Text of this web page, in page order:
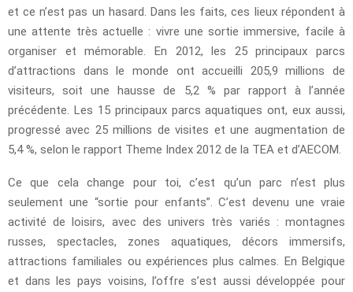
et ce n’est pas un hasard. Dans les faits, ces lieux répondent à
une attente très actuelle : vivre une sortie immersive, facile à
organiser et mémorable. En 2012, les 25 principaux parcs
d’attractions dans le monde ont accueilli 205,9 millions de
visiteurs, soit une hausse de 5,2 % par rapport à l’année
précédente. Les 15 principaux parcs aquatiques ont, eux aussi,
progressé avec 25 millions de visites et une augmentation de
5,4 %, selon le rapport Theme Index 2012 de la TEA et d’AECOM.
Ce que cela change pour toi, c’est qu’un parc n’est plus
seulement une “sortie pour enfants”. C’est devenu une vraie
activité de loisirs, avec des univers très variés : montagnes
russes, spectacles, zones aquatiques, décors immersifs,
attractions familiales ou expériences plus calmes. En Belgique
et dans les pays voisins, l’offre s’est aussi développée pour